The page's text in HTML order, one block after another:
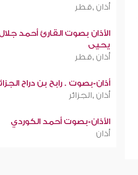
أذان ,قطر
الأذان بصوت القارئ أحمد
يحيى
أذان ,قطر
أذان-بصوت . رابح بن دراح
أذان ,الجزائر
الأذان-بصوت أحمد الكوردي
أذان